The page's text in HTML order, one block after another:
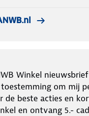
Winkel
om mij
de beste acties en
en ontvang 5.-